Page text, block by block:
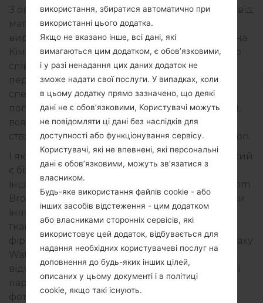
З огляду на те, що ці дві галузі дуже різняться, від
матеріалів, що використовуються, до
виробничих процесів, за словами Генрі Хунміна
Кіма, обом компаніям було дуже важливо тісно
співпрацювати, щоб зрозуміти ці відмінності,
перш ніж приступати до розробки першого
спеціального видання . Беручи до уваги
попередній досвід та знаходячи нові рішення,
вся команда наполегливо працювала над
створенням Galaxy Z Fold 2 Thom Browne Edition.
І який був результат? Пристрій з дизайном, який
є більш преміальним і повним, ніж будь-який
інший дизайн смартфона. Він має логотип Thom
Browne та фірмову смужку бренду, яка завдяки
інноваційній техніці, здається, має фактуру
тканини. Але не тільки сам пристрій отримав
фірмовий дизайн, а й зарядний пристрій, Galaxy
Watch 3 та Galaxy Buds Live. Щоб створити
відчуття єдності, вони також представили нові
параметри блокування екрана, піктограми,
фотофільтри тощо.
використання, збиратися автоматично при
використанні цього додатка.
Якщо не вказано інше, всі дані, які
вимагаються цим додатком, є обов’язковими,
і у разі ненадання цих даних додаток не
зможе надати свої послуги. У випадках, коли
в цьому додатку прямо зазначено, що деякі
дані не є обов’язковими, Користувачі можуть
не повідомляти ці дані без наслідків для
доступності або функціонування сервісу.
Користувачі, які не впевнені, які персональні
дані є обов’язковими, можуть зв’язатися з
власником.
Будь-яке використання файлів cookie - або
інших засобів відстеження - цим додатком
або власниками сторонніх сервісів, які
використовує цей додаток, відбувається для
надання необхідних користувачеві послуг на
доповнення до будь-яких інших цілей,
описаних у цьому документі і в політиці
cookie, якщо такі існують.